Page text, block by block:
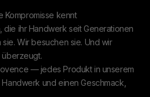
Kompromisse kennt
die ihr Handwerk seit Generationen
Wir besuchen sie. Und wir
überzeugt.
— jedes Produkt in unserem
und einen Geschmack,